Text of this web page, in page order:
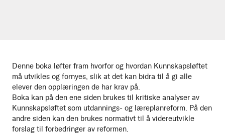
Denne boka løfter fram hvorfor og hvordan Kunnskapsløftet
må utvikles og fornyes, slik at det kan bidra til å gi alle
elever den opplæringen de har krav på.
Boka kan på den ene siden brukes til kritiske analyser av
Kunnskapsløftet som utdannings- og læreplanreform. På den
andre siden kan den brukes normativt til å videreutvikle
forslag til forbedringer av reformen.